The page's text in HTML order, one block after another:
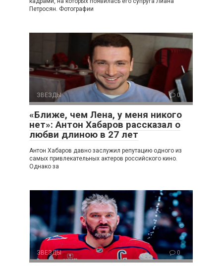
Петросян. Фотографии
ЗВЕЗДЫ 0
«Ближе, чем Лена, у меня никого
нет»: Антон Хабаров рассказал о
любви длиною в 27 лет
Антон Хабаров давно заслужил репутацию одного из
самых привлекательных актеров российского кино.
Однако за
ЗВЕЗДЫ 0